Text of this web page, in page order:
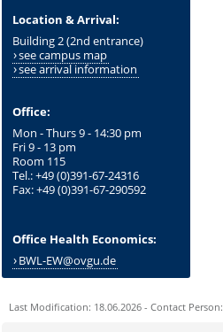
Location & Arrival:
Building 2 (2nd entrance)
see campus map
see arrival information
Office:
Mon - Thurs 9 - 14:30 pm
Fri 9 - 13 pm
Room 115
Tel.: +49 (0)391-67-24316
Fax: +49 (0)391-67-290592
Office Health Economics:
BWL-EW@ovgu.de
Last Modification: 18.06.2026 - Contact Person: